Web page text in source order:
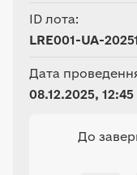
ID лота:
LRE001-UA-
Дата
08.12.2025, 12:45
До